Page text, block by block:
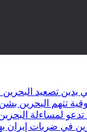
تصعيد البحرين
تتهم البحرين
تدعو لمساءلة
في ضربات إيران